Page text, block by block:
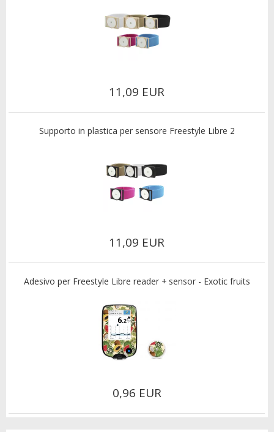
11,09 EUR
Supporto in plastica per sensore Freestyle Libre 2
11,09 EUR
Adesivo per Freestyle Libre reader + sensor - Exotic fruits
0,96 EUR